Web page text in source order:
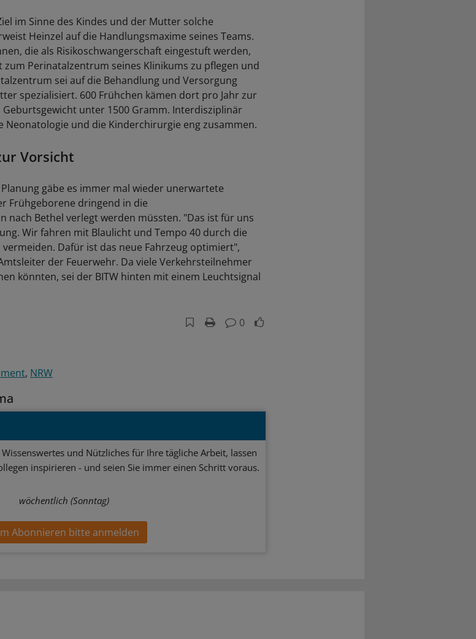
im Sinne des Kindes und der Mutter solche
Heinzel auf die Handlungsmaxime seines Teams.
die als Risikoschwangerschaft eingestuft werden,
Perinatalzentrum seines Klinikums zu pflegen und
sei auf die Behandlung und Versorgung
spezialisiert. 600 Frühchen kämen dort pro Jahr zur
unter 1500 Gramm. Interdisziplinär
Neonatologie und die Kinderchirurgie eng zusammen.
Vorsicht
gäbe es immer mal wieder unerwartete
Frühgeborene dringend in die
nach Bethel verlegt werden müssten. "Das ist für uns
Wir fahren mit Blaulicht und Tempo 40 durch die
Dafür ist das neue Fahrzeug optimiert",
der Feuerwehr. Da viele Verkehrsteilnehmer
könnten, sei der BITW hinten mit einem Leuchtsignal
0
NRW
und Nützliches für Ihre tägliche Arbeit, lassen
inspirieren - und seien Sie immer einen Schritt voraus.
wöchentlich (Sonntag)
Abonnieren bitte anmelden